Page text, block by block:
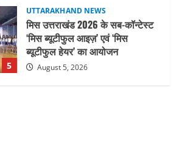
5 August 5, 2026
UTTARAKHAND NEWS
धामी कैबिनेट ने लिए कई महत्वपूर्ण
निर्णय, अब सामान्य वर्ग के पशुपालकों
को भी गाय एवं भैंस खरीद पर मिलेगा